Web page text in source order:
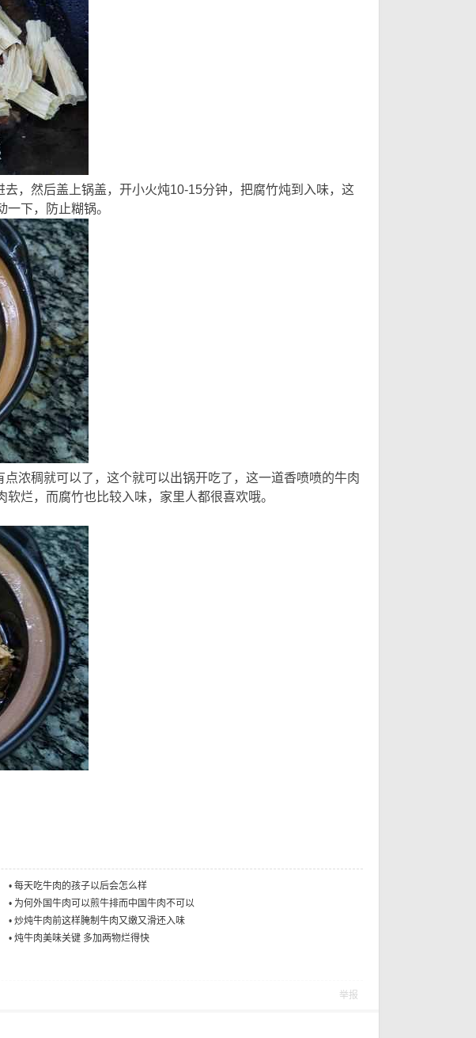
，然后盖上锅盖，开小火炖10-15分钟，把腐竹炖到入味，这
下，防止糊锅。
浓稠就可以了，这个就可以出锅开吃了，这一道香喷喷的牛肉
烂，而腐竹也比较入味，家里人都很喜欢哦。
• 每天吃牛肉的孩子以后会怎么样
• 为何外国牛肉可以煎牛排而中国牛肉不可以
• 炒炖牛肉前这样腌制牛肉又嫩又滑还入味
• 炖牛肉美味关键 多加两物烂得快
举报